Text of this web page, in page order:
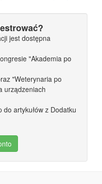
jest dostępna
"Akademia po
"Weterynaria po
urządzeniach
do artykułów z Dodatku